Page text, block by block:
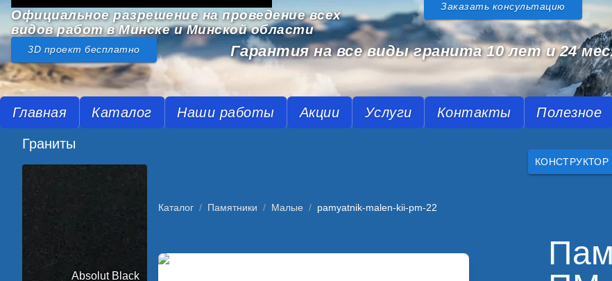
Заказать консультацию
Официальное разрешение на проведение всех
видов работ в Минске и Минской области
3D проект бесплатно Гарантия на все виды гранита 10 лет и 24
Главная Каталог Наши работы Акции Услуги Контакты Полезное
Граниты
Absolut Black
Каталог / Памятники / Малые / pamyatnik-malen-kii-pm-22